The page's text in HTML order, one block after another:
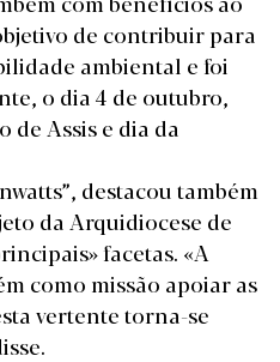
de contribuir para
ambiental e foi
o dia 4 de outubro,
de Assis e dia da
destacou também
da Arquidiocese de
facetas. «A
como missão apoiar as
vertente torna-se